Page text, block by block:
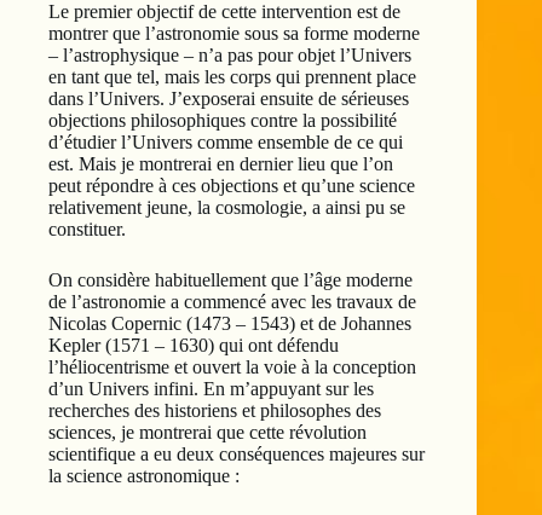
Le premier objectif de cette intervention est de
montrer que l’astronomie sous sa forme moderne
– l’astrophysique – n’a pas pour objet l’Univers
en tant que tel, mais les corps qui prennent place
dans l’Univers. J’exposerai ensuite de sérieuses
objections philosophiques contre la possibilité
d’étudier l’Univers comme ensemble de ce qui
est. Mais je montrerai en dernier lieu que l’on
peut répondre à ces objections et qu’une science
relativement jeune, la cosmologie, a ainsi pu se
constituer.
On considère habituellement que l’âge moderne
de l’astronomie a commencé avec les travaux de
Nicolas Copernic (1473 – 1543) et de Johannes
Kepler (1571 – 1630) qui ont défendu
l’héliocentrisme et ouvert la voie à la conception
d’un Univers infini. En m’appuyant sur les
recherches des historiens et philosophes des
sciences, je montrerai que cette révolution
scientifique a eu deux conséquences majeures sur
la science astronomique :